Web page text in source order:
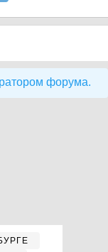
форума.